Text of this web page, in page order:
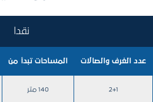
نقدا
عدد الغرف والصالات المساحات تبدأ من
2+1 140 متر